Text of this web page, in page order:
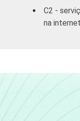
C2 -
na internet